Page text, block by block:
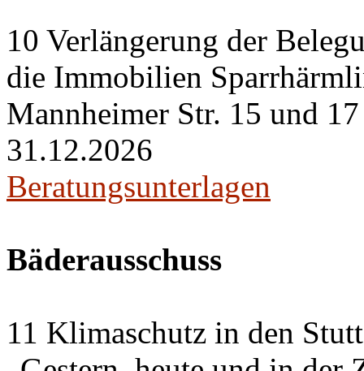
10 Verlängerung der
die Immobilien
Mannheimer Str. 15 und
31.12.2026
Beratungsunterlagen
Bäderausschuss
11 Klimaschutz in den